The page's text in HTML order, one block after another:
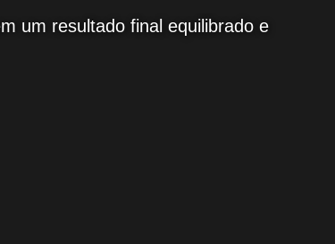
um resultado final equilibrado e